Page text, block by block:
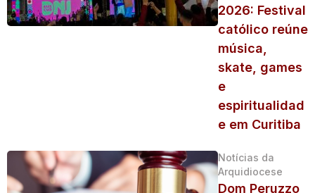
2026: Festival
católico reúne
música,
skate, games
e
espiritualidad
e em Curitiba
Notícias da
Arquidiocese
Dom Peruzzo